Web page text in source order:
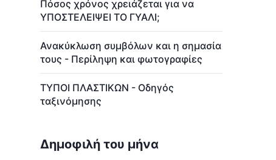
Πόσος χρόνος χρειάζεται για να
ΥΠΟΣΤΕΛΕΙΨΕΙ ΤΟ ΓΥΑΛΙ;
Ανακύκλωση συμβόλων και η σημασία
τους - Περίληψη και φωτογραφίες
ΤΥΠΟΙ ΠΛΑΣΤΙΚΩΝ - Οδηγός
ταξινόμησης
Δημοφιλή του μήνα